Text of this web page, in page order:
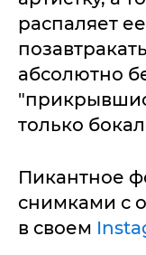
распаляет
абсолютно
только
Пикантное
снимками с
в своем